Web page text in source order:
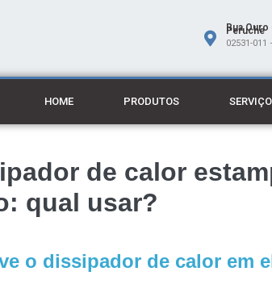
Rua
Peruche
02531-
HOME PRODUTOS
de calor
qual usar?
o dissipador de calor em